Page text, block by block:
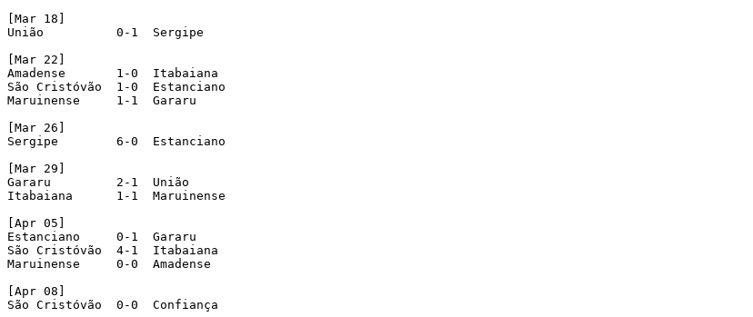
[Mar 18]
União          0-1  Sergipe
[Mar 22]
Amadense       1-0  Itabaiana
São Cristóvão  1-0  Estanciano
Maruinense     1-1  Gararu
[Mar 26]
Sergipe        6-0  Estanciano
[Mar 29]
Gararu         2-1  União
Itabaiana      1-1  Maruinense
[Apr 05]
Estanciano     0-1  Gararu
São Cristóvão  4-1  Itabaiana
Maruinense     0-0  Amadense
[Apr 08]
São Cristóvão  0-0  Confiança